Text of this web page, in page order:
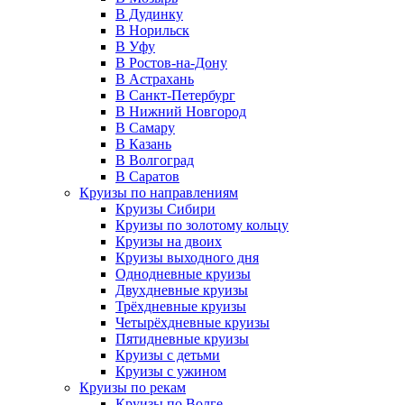
В Дудинку
В Норильск
В Уфу
В Ростов-на-Дону
В Астрахань
В Санкт-Петербург
В Нижний Новгород
В Самару
В Казань
В Волгоград
В Саратов
Круизы по направлениям
Круизы Сибири
Круизы по золотому кольцу
Круизы на двоих
Круизы выходного дня
Однодневные круизы
Двухдневные круизы
Трёхдневные круизы
Четырёхдневные круизы
Пятидневные круизы
Круизы с детьми
Круизы с ужином
Круизы по рекам